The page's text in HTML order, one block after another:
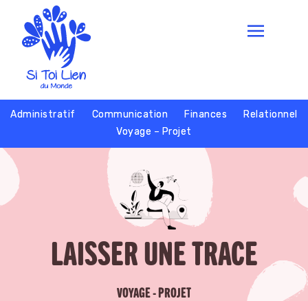
Administratif Communication Finances
Relationnel
Voyage – Projet
LAISSER UNE TRACE
VOYAGE - PROJET